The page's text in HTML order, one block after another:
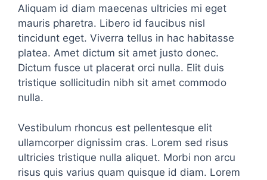
Aliquam id diam maecenas ultricies mi eget
mauris pharetra. Libero id faucibus nisl
tincidunt eget. Viverra tellus in hac habitasse
platea. Amet dictum sit amet justo donec.
Dictum fusce ut placerat orci nulla. Elit duis
tristique sollicitudin nibh sit amet commodo
nulla.
Vestibulum rhoncus est pellentesque elit
ullamcorper dignissim cras. Lorem sed risus
ultricies tristique nulla aliquet. Morbi non arcu
risus quis varius quam quisque id diam. Lorem